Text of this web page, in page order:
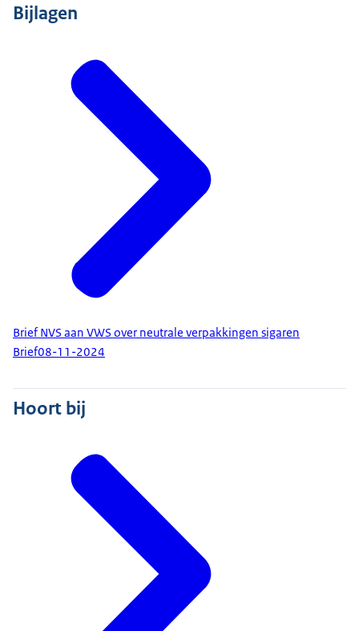
Bijlagen
Brief NVS aan VWS over neutrale verpakkingen sigaren
Brief08-11-2024
Hoort bij